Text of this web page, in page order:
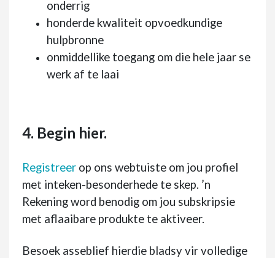
onderrig
honderde kwaliteit opvoedkundige
hulpbronne
onmiddellike toegang om die hele jaar se
werk af te laai
4. Begin hier.
Registreerop ons webtuiste om jou profiel
met inteken-besonderhede te skep. ’n
Rekening word benodig om jou subskripsie
met aflaaibare produkte te aktiveer.
Besoek asseblief hierdie bladsy vir volledige